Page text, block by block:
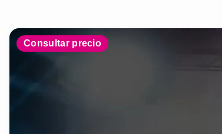
Consultar precio